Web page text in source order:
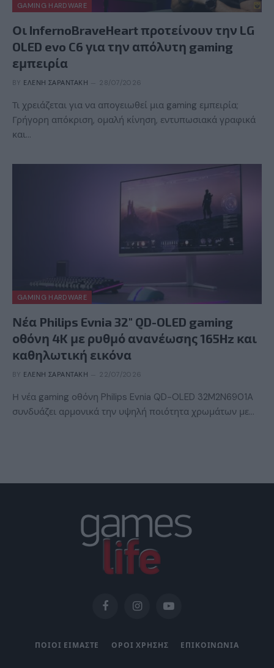
GAMING HARDWARE
Οι InfernoBraveHeart προτείνουν την LG
OLED evo C6 για την απόλυτη gaming
εμπειρία
BY ΕΛΈΝΗ ΣΑΡΑΝΤΆΚΗ 28/07/2026
Τι χρειάζεται για να απογειωθεί μια gaming εμπειρία;
Γρήγορη απόκριση, ομαλή κίνηση, εντυπωσιακά γραφικά
και…
GAMING HARDWARE
Νέα Philips Evnia 32″ QD-OLED gaming
οθόνη 4K με ρυθμό ανανέωσης 165Hz και
καθηλωτική εικόνα
BY ΕΛΈΝΗ ΣΑΡΑΝΤΆΚΗ 22/07/2026
Η νέα gaming οθόνη Philips Evnia QD-OLED 32M2N6901A
συνδυάζει αρμονικά την υψηλή ποιότητα χρωμάτων με…
FacebookInstagramYouTube
ΠΟΙΟΙ ΕΙΜΑΣΤΕ ΟΡΟΙ ΧΡΗΣΗΣ ΕΠΙΚΟΙΝΩΝΙΑ